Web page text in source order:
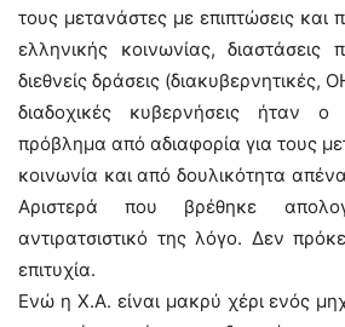
τους μετανάστες με επιπτώσεις
ελληνικής κοινωνίας, διαστάσεις
διεθνείς δράσεις (διακυβερνητικές,
διαδοχικές κυβερνήσεις ήταν
πρόβλημα από αδιαφορία για τους
κοινωνία και από δουλικότητα
Αριστερά που βρέθηκε
αντιρατσιστικό της λόγο. Δεν
επιτυχία.
Ενώ η Χ.Α. είναι μακρύ χέρι ενός